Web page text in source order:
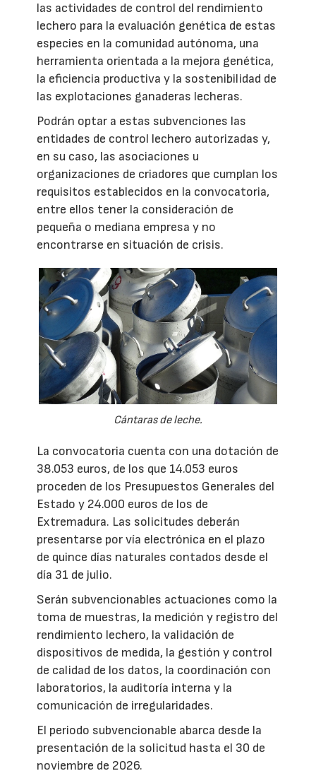
las actividades de control del rendimiento
lechero para la evaluación genética de estas
especies en la comunidad autónoma, una
herramienta orientada a la mejora genética,
la eficiencia productiva y la sostenibilidad de
las explotaciones ganaderas lecheras.
Podrán optar a estas subvenciones las
entidades de control lechero autorizadas y,
en su caso, las asociaciones u
organizaciones de criadores que cumplan los
requisitos establecidos en la convocatoria,
entre ellos tener la consideración de
pequeña o mediana empresa y no
encontrarse en situación de crisis.
Cántaras de leche.
La convocatoria cuenta con una dotación de
38.053 euros, de los que 14.053 euros
proceden de los Presupuestos Generales del
Estado y 24.000 euros de los de
Extremadura. Las solicitudes deberán
presentarse por vía electrónica en el plazo
de quince días naturales contados desde el
día 31 de julio.
Serán subvencionables actuaciones como la
toma de muestras, la medición y registro del
rendimiento lechero, la validación de
dispositivos de medida, la gestión y control
de calidad de los datos, la coordinación con
laboratorios, la auditoría interna y la
comunicación de irregularidades.
El periodo subvencionable abarca desde la
presentación de la solicitud hasta el 30 de
noviembre de 2026.